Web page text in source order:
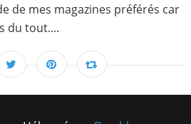
de mes magazines préférés car
du tout....